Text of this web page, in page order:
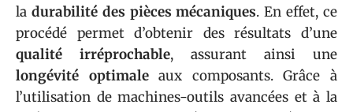
la durabilité des pièces mécaniques. En effet, ce
procédé permet d’obtenir des résultats d’une
qualité irréprochable, assurant ainsi une
longévité optimaleaux composants. Grâce à
l’utilisation de machines-outils avancées et à la